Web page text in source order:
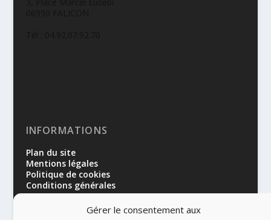
Gérer le consentement aux
INFORMATIONS
Plan du site
Mentions légales
Politique de cookies
Conditions générales